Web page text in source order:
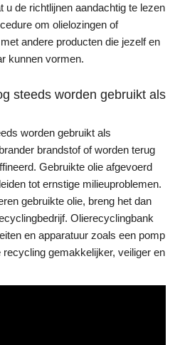
u de richtlijnen aandachtig te lezen
om olielozingen of
andere producten die jezelf en
kunnen vormen.
steeds worden gebruikt als
worden gebruikt als
brandstof of worden terug
Gebruikte olie afgevoerd
tot ernstige milieuproblemen.
gebruikte olie, breng het dan
Olierecyclingbank
en apparatuur zoals een pomp
gemakkelijker, veiliger en